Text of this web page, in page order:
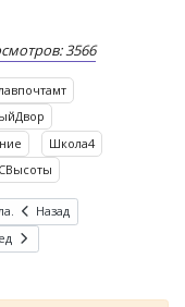
3566
Школа4
Назад